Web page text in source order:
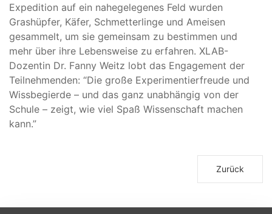
Expedition auf ein nahegelegenes Feld wurden
Grashüpfer, Käfer, Schmetterlinge und Ameisen
gesammelt, um sie gemeinsam zu bestimmen und
mehr über ihre Lebensweise zu erfahren. XLAB-
Dozentin Dr. Fanny Weitz lobt das Engagement der
Teilnehmenden: “Die große Experimentierfreude und
Wissbegierde – und das ganz unabhängig von der
Schule – zeigt, wie viel Spaß Wissenschaft machen
kann.”
Zurück